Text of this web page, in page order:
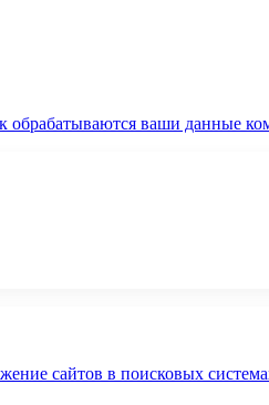
обрабатываются ваши данные
сайтов в поисковых